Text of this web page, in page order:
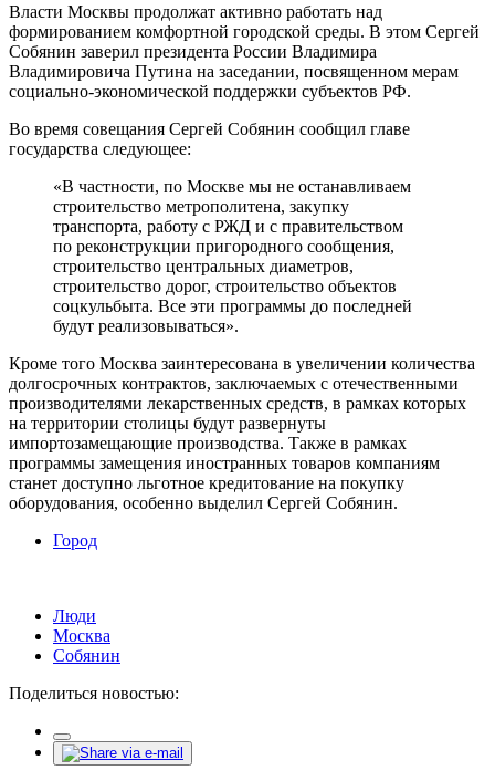
Власти Москвы продолжат активно работать над
формированием комфортной городской среды. В этом Сергей
Собянин заверил президента России Владимира
Владимировича Путина на заседании, посвященном мерам
социально-экономической поддержки субъектов РФ.
Во время совещания Сергей Собянин сообщил главе
государства следующее:
«В частности, по Москве мы не останавливаем
строительство метрополитена, закупку
транспорта, работу с РЖД и с правительством
по реконструкции пригородного сообщения,
строительство центральных диаметров,
строительство дорог, строительство объектов
соцкульбыта. Все эти программы до последней
будут реализовываться».
Кроме того Москва заинтересована в увеличении количества
долгосрочных контрактов, заключаемых с отечественными
производителями лекарственных средств, в рамках которых
на территории столицы будут развернуты
импортозамещающие производства. Также в рамках
программы замещения иностранных товаров компаниям
станет доступно льготное кредитование на покупку
оборудования, особенно выделил Сергей Собянин.
Город
Люди
Москва
Собянин
Поделиться новостью: